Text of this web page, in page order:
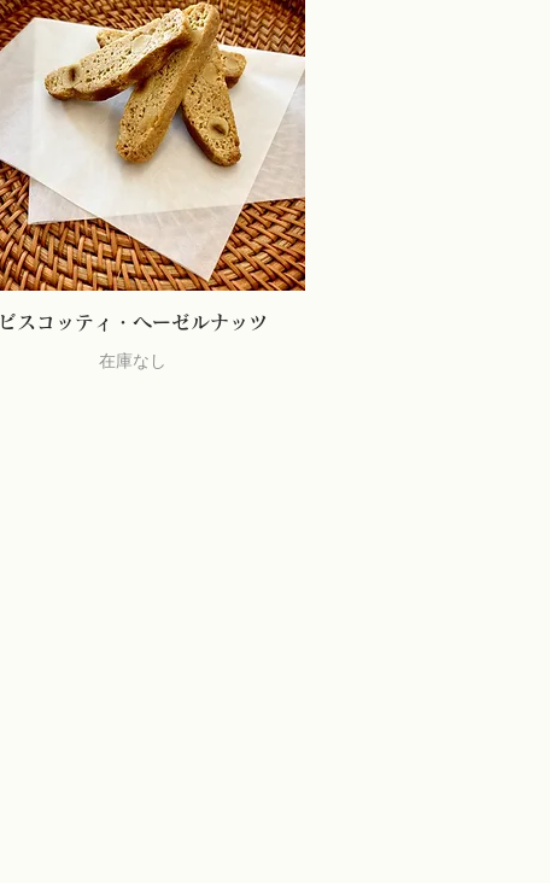
ビスコッティ・ヘーゼルナッツ
在庫なし